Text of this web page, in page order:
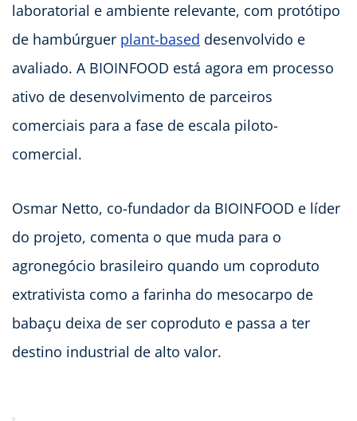
laboratorial e ambiente relevante, com protótipo
de hambúrguer plant-based desenvolvido e
avaliado. A BIOINFOOD está agora em processo
ativo de desenvolvimento de parceiros
comerciais para a fase de escala piloto-
comercial.
Osmar Netto, co-fundador da BIOINFOOD e líder
do projeto, comenta o que muda para o
agronegócio brasileiro quando um coproduto
extrativista como a farinha do mesocarpo de
babaçu deixa de ser coproduto e passa a ter
destino industrial de alto valor.